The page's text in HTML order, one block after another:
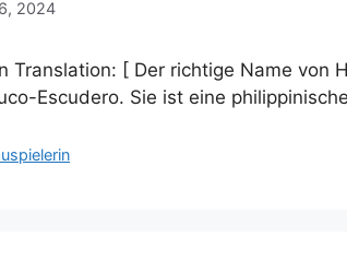
2024
Translation: [ Der richtige Name von
Escudero. Sie ist eine